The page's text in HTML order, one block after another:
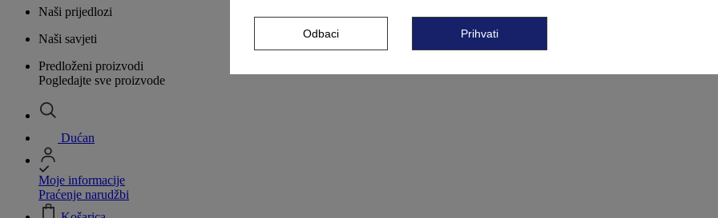
Naši prijedlozi
Naši savjeti
Predloženi proizvodi
Pogledajte sve proizvode
Dućan
Moje informacije
Praćenje narudžbi
Odbaci Prihvati